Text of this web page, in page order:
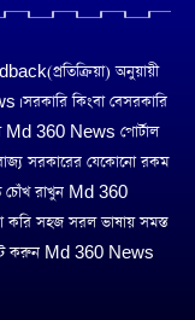
অনুয়ায়ী
সরকারি কিংবা বেসরকারি
Md 360 News পোর্টাল
রাজ্য সরকারের যেকোনো রকম
চোঁখ রাখুন Md 360
করি সহজ সরল ভাষায় সমস্ত
করুন Md 360 News